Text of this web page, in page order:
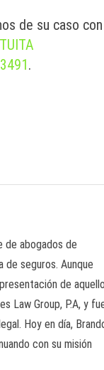
de su caso con
.
de abogados de
de seguros. Aunque
de
Law Group, P.A, y
Hoy en día,
con su misión